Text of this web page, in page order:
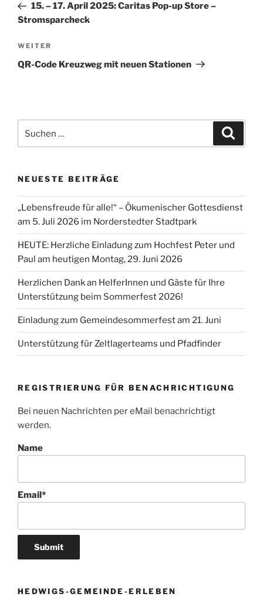
Beitrag15. – 17. April 2025: Caritas Pop-up Store –
Stromsparcheck
Nächster
Beitrag
WEITER
QR-Code Kreuzweg mit neuen Stationen
nach:
NEUESTE BEITRÄGE
„Lebensfreude für alle!“ – Ökumenischer Gottesdienst
am 5. Juli 2026 im Norderstedter Stadtpark
HEUTE: Herzliche Einladung zum Hochfest Peter und
Paul am heutigen Montag, 29. Juni 2026
Herzlichen Dank an HelferInnen und Gäste für Ihre
Unterstützung beim Sommerfest 2026!
Einladung zum Gemeindesommerfest am 21. Juni
Unterstützung für Zeltlagerteams und Pfadfinder
REGISTRIERUNG FÜR BENACHRICHTIGUNG
Bei neuen Nachrichten per eMail benachrichtigt
werden.
Name
Email*
HEDWIGS-GEMEINDE-ERLEBEN